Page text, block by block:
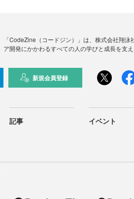
「CodeZine（コードジン）」は、株式会社翔
ア開発にかかわるすべての人の学びと成長を支
新規会員登録
記事 イベント